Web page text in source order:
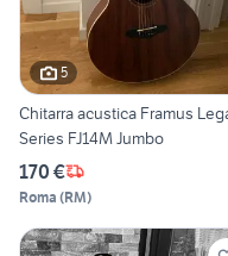
5
Chitarra acustica Framus
Series FJ14M Jumbo
170 €
Roma (RM)